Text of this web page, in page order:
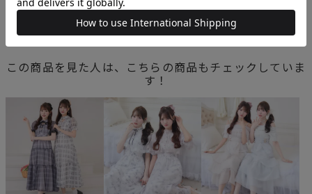
この商品を見た人は、こちらの商品もチェックしていま
す！